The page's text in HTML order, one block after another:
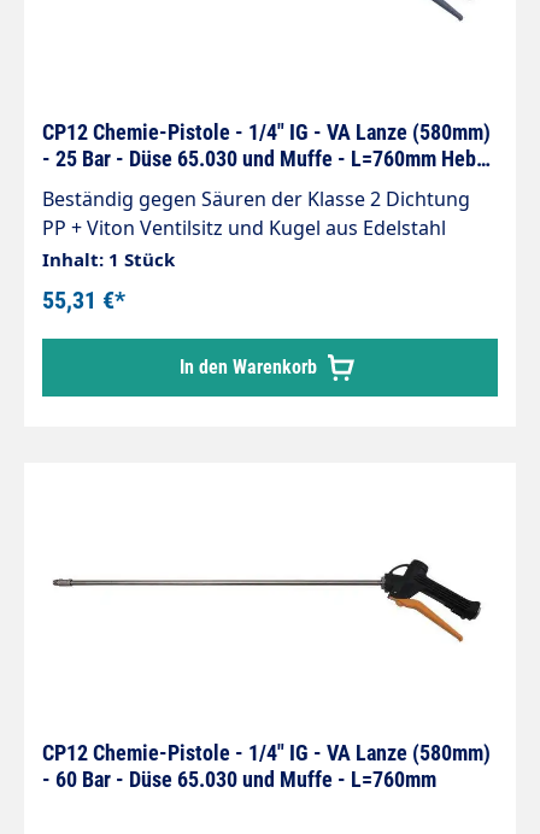
CP12 Chemie-Pistole - 1/4" IG - VA Lanze (580mm)
- 25 Bar - Düse 65.030 und Muffe - L=760mm Hebel
Beständig gegen Säuren der Klasse 2 Dichtung
PP + Viton Ventilsitz und Kugel aus Edelstahl
Inhalt: 1 Stück
55,31 €*
In den Warenkorb
CP12 Chemie-Pistole - 1/4" IG - VA Lanze (580mm)
- 60 Bar - Düse 65.030 und Muffe - L=760mm